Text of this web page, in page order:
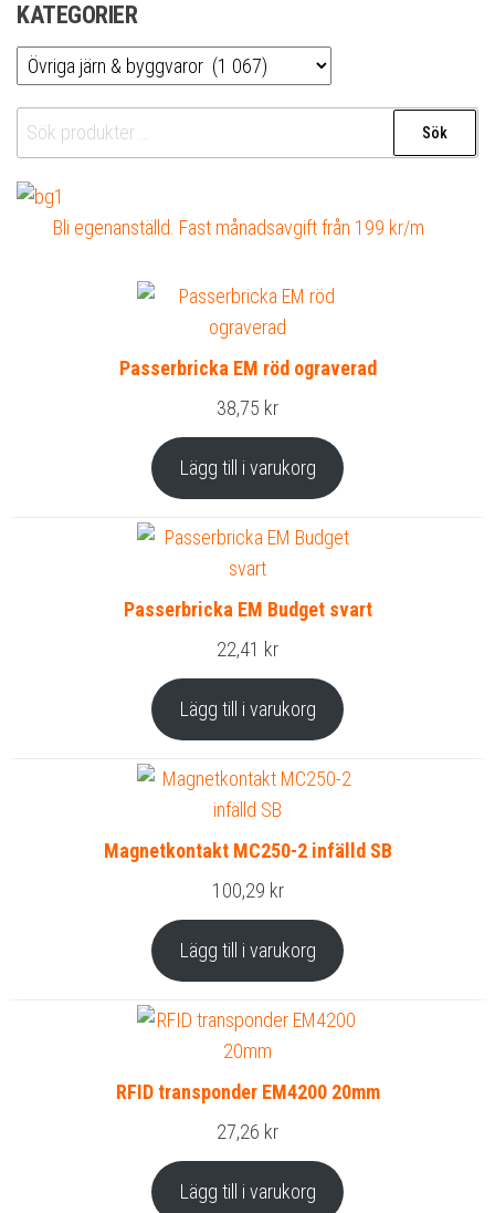
KATEGORIER
Sök
efter:
Sök
Bli egenanställd. Fast månadsavgift från 199 kr/m
Passerbricka EM röd ograverad
38,75 kr
Lägg till i varukorg
Passerbricka EM Budget svart
22,41 kr
Lägg till i varukorg
Magnetkontakt MC250-2 infälld SB
100,29 kr
Lägg till i varukorg
RFID transponder EM4200 20mm
27,26 kr
Lägg till i varukorg